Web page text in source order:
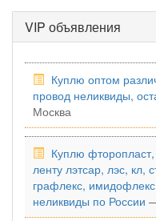
VIP объявления
Куплю оптом
провод неликвиды,
Москва
Куплю фторопласт,
ленту лэтсар, лэс, кл,
графлекс,
неликвиды по России